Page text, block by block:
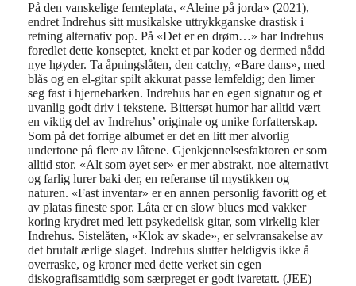
På den vanskelige femteplata, «Aleine på jorda» (2021),
endret Indrehus sitt musikalske uttrykkganske drastisk i
retning alternativ pop. På «Det er en drøm…» harIndrehus
foredlet dette konseptet, knekt et par koderog dermed nådd
nye høyder. Ta åpningslåten, den catchy, «Bare dans», med
blås og en el-gitarspilt akkurat passe lemfeldig; den limer
seg fast i hjernebarken. Indrehus har en egen signatur og et
uvanlig godt driv i tekstene. Bittersøt humor har alltid vært
en viktig del av Indrehus’ originale og unike forfatterskap.
Som på det forrige albumet er det en litt mer alvorlig
undertone på flere av låtene. Gjenkjennelsesfaktoren ersom
alltid stor. «Alt som øyet ser» er mer abstrakt, noe alternativt
og farlig lurer baki der, en referanse til mystikken og
naturen. «Fast inventar» eren annen personlig favoritt og et
av platas fineste spor. Låta er en slow blues med vakker
koring krydret med lett psykedelisk gitar, som virkelig kler
Indrehus. Sistelåten, «Klok av skade», er selvransakelse av
det brutalt ærlige slaget. Indrehus slutterheldigvis ikke å
overraske, og kronermed dette verket sin egen
diskografisamtidig som særpreget er godt ivaretatt. (JEE)